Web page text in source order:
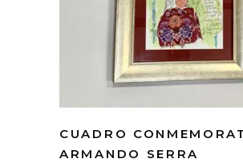
CUADRO
ARMANDO SERRA